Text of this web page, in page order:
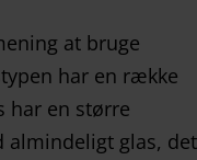
at bruge
har en række
har en større
almindeligt glas, det